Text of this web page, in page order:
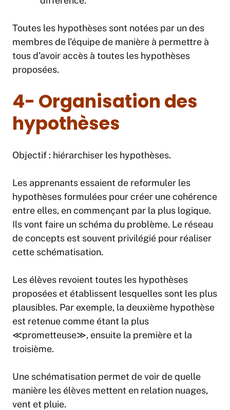
Toutes les hypothèses sont notées par un des
membres de l’équipe de manière à permettre à
tous d’avoir accès à toutes les hypothèses
proposées.
4- Organisation des
hypothèses
Objectif : hiérarchiser les hypothèses.
Les apprenants essaient de reformuler les
hypothèses formulées pour créer une cohérence
entre elles, en commençant par la plus logique.
Ils vont faire un schéma du problème. Le réseau
de concepts est souvent privilégié pour réaliser
cette schématisation.
Les élèves revoient toutes les hypothèses
proposées et établissent lesquelles sont les plus
plausibles. Par exemple, la deuxième hypothèse
est retenue comme étant la plus
≪prometteuse≫, ensuite la première et la
troisième.
Une schématisation permet de voir de quelle
manière les élèves mettent en relation nuages,
vent et pluie.